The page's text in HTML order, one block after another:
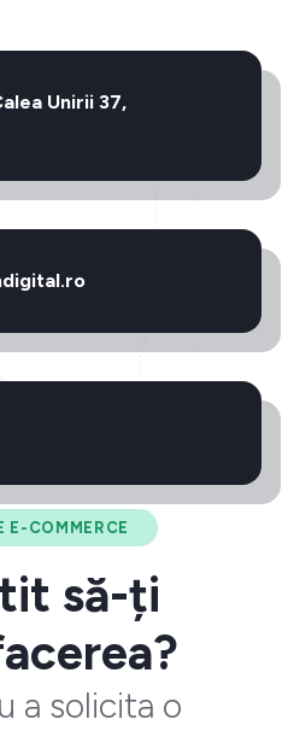
E-COMMERCE
să-ți
a solicita o
Unirii 37,